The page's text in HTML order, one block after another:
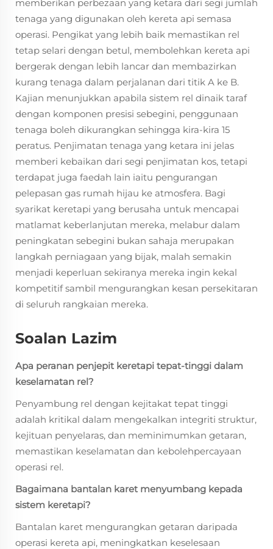
memberikan perbezaan yang ketara dari segi jumlah
tenaga yang digunakan oleh kereta api semasa
operasi. Pengikat yang lebih baik memastikan rel
tetap selari dengan betul, membolehkan kereta api
bergerak dengan lebih lancar dan membazirkan
kurang tenaga dalam perjalanan dari titik A ke B.
Kajian menunjukkan apabila sistem rel dinaik taraf
dengan komponen presisi sebegini, penggunaan
tenaga boleh dikurangkan sehingga kira-kira 15
peratus. Penjimatan tenaga yang ketara ini jelas
memberi kebaikan dari segi penjimatan kos, tetapi
terdapat juga faedah lain iaitu pengurangan
pelepasan gas rumah hijau ke atmosfera. Bagi
syarikat keretapi yang berusaha untuk mencapai
matlamat keberlanjutan mereka, melabur dalam
peningkatan sebegini bukan sahaja merupakan
langkah perniagaan yang bijak, malah semakin
menjadi keperluan sekiranya mereka ingin kekal
kompetitif sambil mengurangkan kesan persekitaran
di seluruh rangkaian mereka.
Soalan Lazim
Apa peranan penjepit keretapi tepat-tinggi dalam
keselamatan rel?
Penyambung rel dengan kejitakat tepat tinggi
adalah kritikal dalam mengekalkan integriti struktur,
kejituan penyelaras, dan meminimumkan getaran,
memastikan keselamatan dan kebolehpercayaan
operasi rel.
Bagaimana bantalan karet menyumbang kepada
sistem keretapi?
Bantalan karet mengurangkan getaran daripada
operasi kereta api, meningkatkan keselesaan